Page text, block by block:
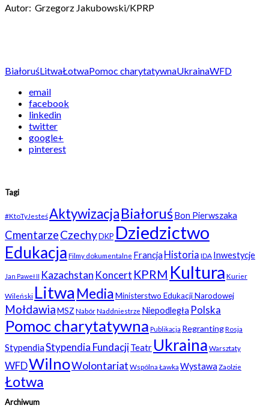
Autor: Grzegorz Jakubowski/KPRP
BiałoruśLitwaŁotwaPomoc charytatywnaUkrainaWFD
email
facebook
linkedin
twitter
google+
pinterest
Tagi
#KtoTyJesteśAktywizacjaBiałoruśBon Pierwszaka
CmentarzeCzechyDKP Dziedzictwo
Edukacja Filmy dokumentalne Francja Historia IDA Inwestycje
Jan Paweł II Kazachstan Koncert KPRM Kultura Kurier
Wileński Litwa MediaMinisterstwo Edukacji Narodowej
MołdawiaMSZ NabórNaddniestrze Niepodległa Polska
Pomoc charytatywna Publikacja RegrantingRosja
StypendiaStypendia FundacjiTeatr Ukraina Warsztaty
WFDWilnoWolontariat Wspólna Ławka Wystawa Zaolzie
Łotwa
Archiwum